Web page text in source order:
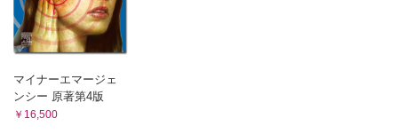
マイナーエマージェ
ンシー 原著第4版
￥16,500